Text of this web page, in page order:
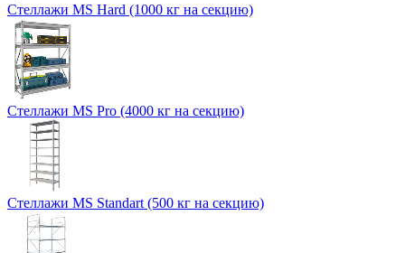
Стеллажи MS Hard (1000 кг на секцию)
Стеллажи MS Pro (4000 кг на секцию)
Стеллажи MS Standart (500 кг на секцию)